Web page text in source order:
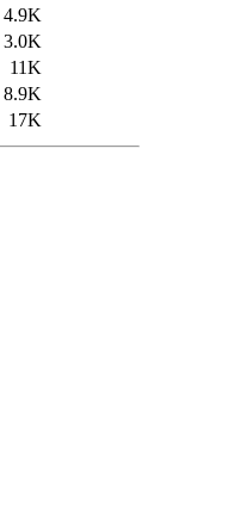
4.9K
3.0K
11K
8.9K
17K